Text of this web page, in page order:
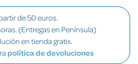
de 50 euros.
(Entregas en Península)
en tienda gratis.
política de devoluciones